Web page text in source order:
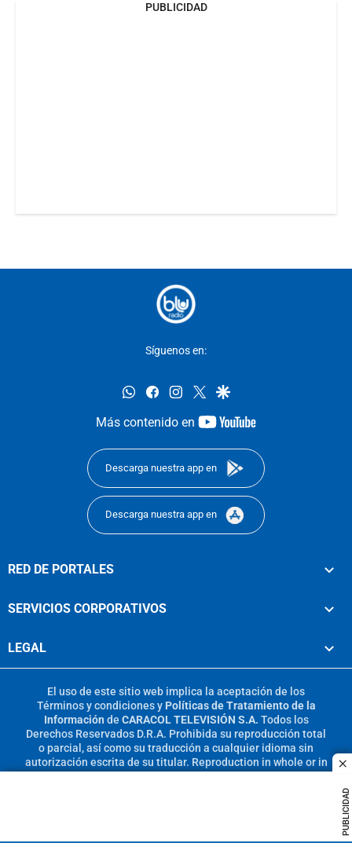
PUBLICIDAD
PUBLICIDAD
Síguenos en:
whatsappfacebookinstagram
twittergoogle
Más contenido en
youtube-
Descarga nuestra app en
Descarga nuestra app en
RED DE PORTALES
SERVICIOS CORPORATIVOS
LEGAL
El uso de este sitio web implica la aceptación de los
Términos y condicionesy Políticas de Tratamiento de la
Información de CARACOL TELEVISIÓN S.A. Todos los
Derechos Reservados D.R.A. Prohibida su reproducción total
o parcial, así como su traducción a cualquier idioma sin
autorización escrita de su titular. Reproduction in whole or in